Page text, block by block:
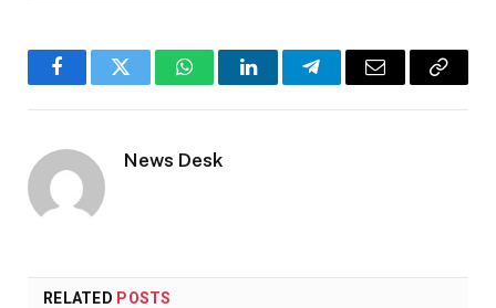
FacebookTwitter WhatsAppLinkedInTelegramEmail
Copy
News Desk
RELATED POSTS